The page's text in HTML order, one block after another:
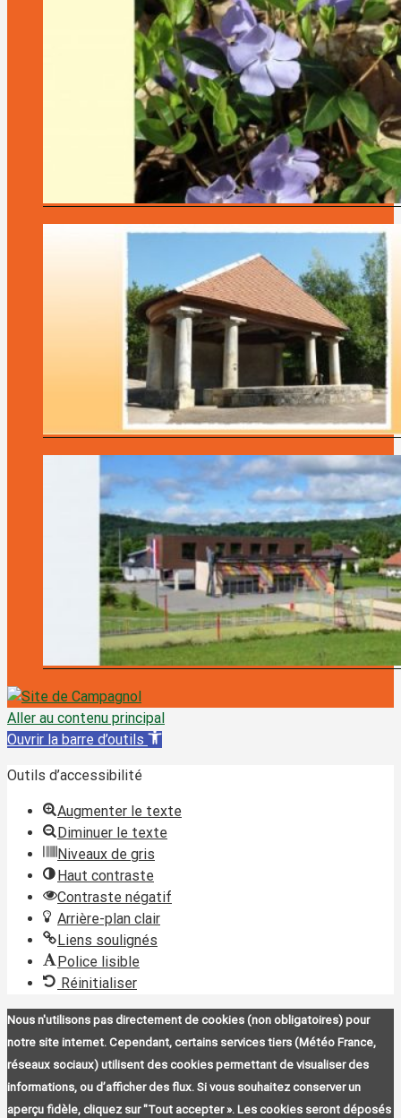
Aller au contenu principal
Ouvrir la barre d’outils
Outils d’accessibilité
Augmenter le texte
Diminuer le texte
Niveaux de gris
Haut contraste
Contraste négatif
Arrière-plan clair
Liens soulignés
Police lisible
Réinitialiser
Nous n'utilisons pas directement de cookies (non obligatoires) pour
notre site internet. Cependant, certains services tiers (Météo France,
réseaux sociaux) utilisent des cookies permettant de visualiser des
informations, ou d’afficher des flux. Si vous souhaitez conserver un
aperçu fidèle, cliquez sur "Tout accepter ». Les cookies seront déposés